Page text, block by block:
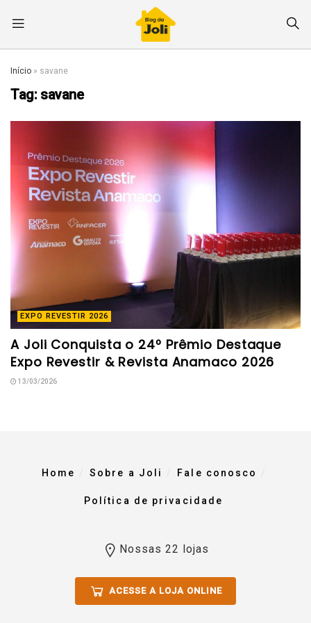
Início » savane
Tag: savane
EXPO REVESTIR 2026
A Joli Conquista o 24º Prêmio Destaque
Expo Revestir & Revista Anamaco 2026
13/03/2026
Home Sobre a Joli Fale conosco
Política de privacidade
Nossas 22 lojas
ACESSE A LOJA ONLINE